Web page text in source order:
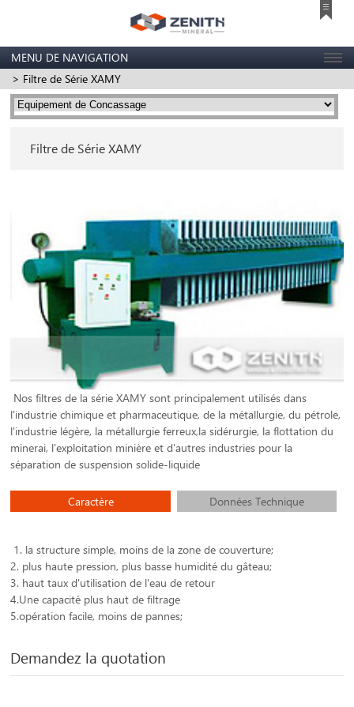
MENU DE NAVIGATION
> Filtre de Série XAMY
Filtre de Série XAMY
Nos filtres de la série XAMY sont principalement utilisés dans
l'industrie chimique et pharmaceutique, de la métallurgie, du pétrole,
l'industrie légère, la métallurgie ferreux,la sidérurgie, la flottation du
minerai, l'exploitation minière et d'autres industries pour la
séparation de suspension solide-liquide
Caractère Données Technique
1. la structure simple, moins de la zone de couverture;
2. plus haute pression, plus basse humidité du gâteau;
3. haut taux d'utilisation de l'eau de retour
4.Une capacité plus haut de filtrage
5.opération facile, moins de pannes;
Demandez la quotation